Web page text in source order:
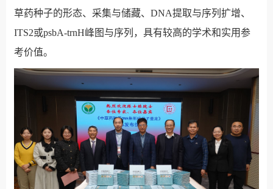
草药种子的形态、采集与储藏、DNA提取与序列扩增、
ITS2或psbA-trnH峰图与序列，具有较高的学术和实用参
考价值。